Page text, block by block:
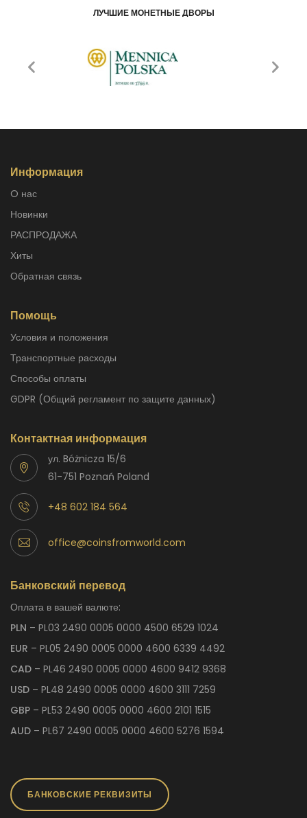
ЛУЧШИЕ МОНЕТНЫЕ ДВОРЫ
Информация
O нас
Новинки
РАСПРОДАЖА
Хиты
Обратная связь
Помощь
Условия и положения
Транспортные расходы
способы оплаты
GDPR (Общий регламент по защите данных)
Контактная информация
ул. Bóżnicza 15/6
61-751 Poznań Poland
+48 602 184 564
office@coinsfromworld.com
Банковский перевод
Оплата в вашей валюте:
PLN – PL03 2490 0005 0000 4500 6529 1024
EUR – PL05 2490 0005 0000 4600 6339 4492
CAD – PL46 2490 0005 0000 4600 9412 9368
USD – PL48 2490 0005 0000 4600 3111 7259
GBP – PL53 2490 0005 0000 4600 2101 1515
AUD – PL67 2490 0005 0000 4600 5276 1594
БАНКОВСКИЕ РЕКВИЗИТЫ